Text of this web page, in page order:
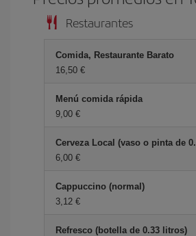
Restaurantes
Comida, Restaurante Barato
16,50 €
Menú comida rápida
9,00 €
Cerveza Local (vaso o pinta de
6,00 €
Cappuccino (normal)
3,12 €
Refresco (botella de 0.33 litros)